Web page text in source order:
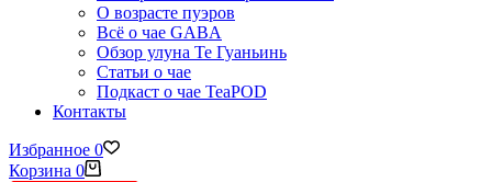
О возрасте пуэров
Всё о чае GABA
Обзор улуна Те Гуаньинь
Статьи о чае
Подкаст о чае TeaPOD
Контакты
Избранное 0
Корзина 0